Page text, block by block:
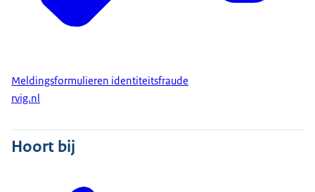
Meldingsformulieren identiteitsfraude
rvig.nl
Hoort bij